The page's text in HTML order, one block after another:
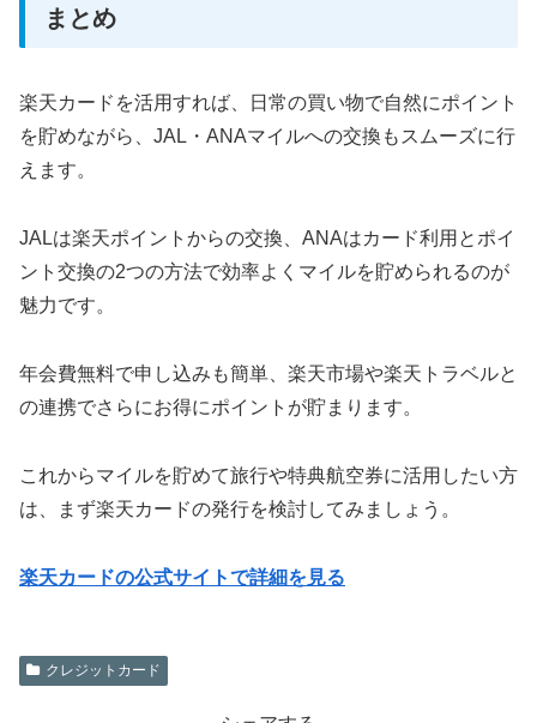
まとめ
楽天カードを活用すれば、日常の買い物で自然にポイント
を貯めながら、JAL・ANAマイルへの交換もスムーズに行
えます。
JALは楽天ポイントからの交換、ANAはカード利用とポイ
ント交換の2つの方法で効率よくマイルを貯められるのが
魅力です。
年会費無料で申し込みも簡単、楽天市場や楽天トラベルと
の連携でさらにお得にポイントが貯まります。
これからマイルを貯めて旅行や特典航空券に活用したい方
は、まず楽天カードの発行を検討してみましょう。
楽天カードの公式サイトで詳細を見る
クレジットカード